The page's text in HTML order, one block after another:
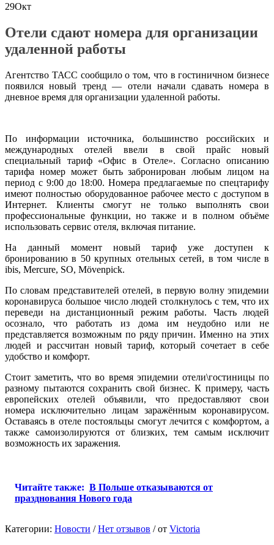
29Окт
Отели сдают номера для организации
удаленной работы
Агентство ТАСС сообщило о том, что в гостиничном бизнесе
появился новый тренд — отели начали сдавать номера в
дневное время для организации удаленной работы.
По информации источника, большинство российских и
международных отелей ввели в свой прайс новый
специальный тариф «Офис в Отеле». Согласно описанию
тарифа номер может быть забронирован любым лицом на
период с 9:00 до 18:00. Номера предлагаемые по спецтарифу
имеют полностью оборудованное рабочее место с доступом в
Интернет. Клиенты смогут не только выполнять свои
профессиональные функции, но также и в полном объёме
использовать сервис отеля, включая питание.
На данный момент новый тариф уже доступен к
бронированию в 50 крупных отельных сетей, в том числе в
ibis, Mercure, SO, Mövenpick.
По словам представителей отелей, в первую волну эпидемии
коронавируса большое число людей столкнулось с тем, что их
переведи на дистанционный режим работы. Часть людей
осознало, что работать из дома им неудобно или не
представляется возможным по ряду причин. Именно на этих
людей и рассчитан новый тариф, который сочетает в себе
удобство и комфорт.
Стоит заметить, что во время эпидемии отели\гостиницы по
разному пытаются сохранить свой бизнес. К примеру, часть
европейских отелей объявили, что предоставляют свои
номера исключительно лицам заражённым коронавирусом.
Оставаясь в отеле постояльцы смогут лечится с комфортом, а
также самоизолируются от близких, тем самым исключит
возможность их заражения.
Читайте также: В Польше отказываются от
празднования Нового года
Категории: Новости / Нет отзывов /от Victoria